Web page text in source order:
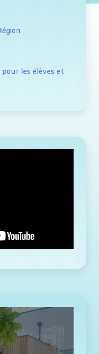
pour les élèves et